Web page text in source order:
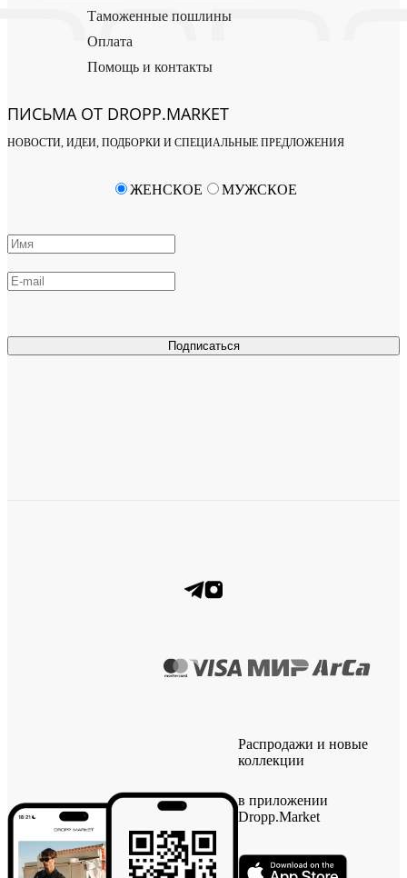
Таможенные пошлины
Оплата
Помощь и контакты
ПИСЬМА ОТ DROPP.MARKET
НОВОСТИ, ИДЕИ, ПОДБОРКИ И СПЕЦИАЛЬНЫЕ ПРЕДЛОЖЕНИЯ
Подписаться
ЖЕНСКОЕ МУЖСКОЕ
Распродажи и новые
коллекции
в приложении
Dropp.Market